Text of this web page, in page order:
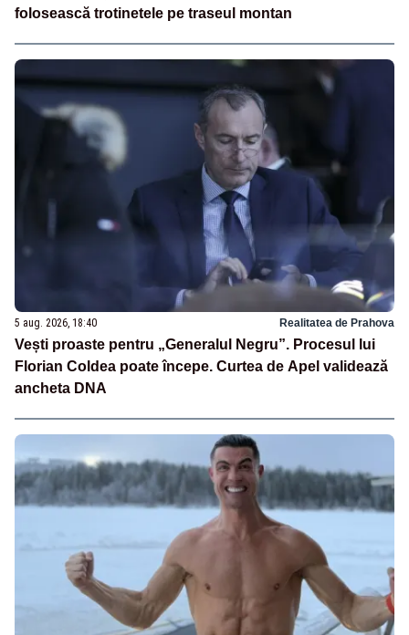
folosească trotinetele pe traseul montan
5 aug. 2026, 18:40 Realitatea de Prahova
Vești proaste pentru „Generalul Negru”. Procesul lui
Florian Coldea poate începe. Curtea de Apel validează
ancheta DNA